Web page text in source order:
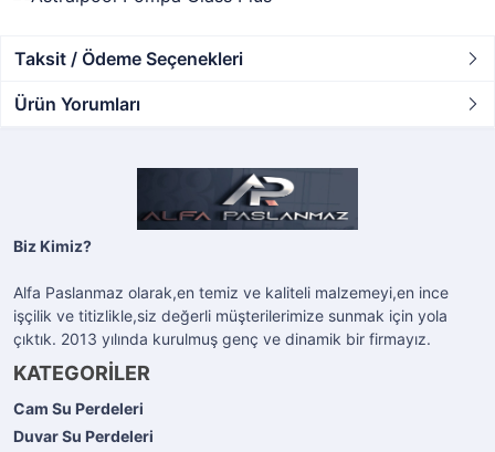
Taksit / Ödeme Seçenekleri
Ürün Yorumları
Biz Kimiz?
Alfa Paslanmaz olarak,en temiz ve kaliteli malzemeyi,en ince
işçilik ve titizlikle,siz değerli müşterilerimize sunmak için yola
çıktık. 2013 yılında kurulmuş genç ve dinamik bir firmayız.
KATEGORİLER
Cam Su Perdeleri
Duvar Su Perdeleri